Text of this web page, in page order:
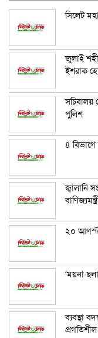
সিলেট
জুলাই
ইশরাক
পুলিশ
৪ বিভাগে
জ্বালানি
২০ আগস্ট
‘ময়না
ব্যবস্থা